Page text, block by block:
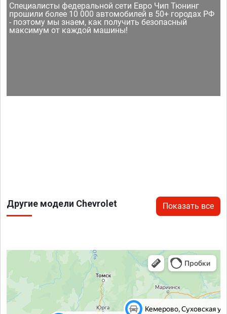
Специалисты федеральной сети Евро Чип Тюнинг
прошили более 10 000 автомобилей в 50+ городах РФ
- поэтому мы знаем, как получить безопасный
максимум от каждой машины!
Другие модели Chevrolet Показать все